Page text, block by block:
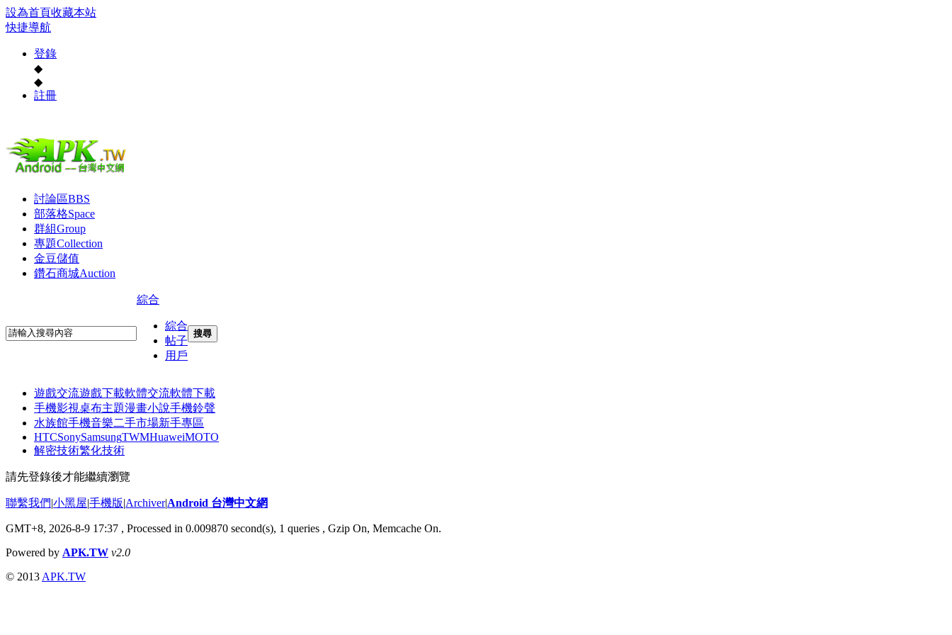
設為首頁收藏本站
快捷導航
登錄
◆
◆
註冊
討論區BBS
部落格Space
群組Group
專題Collection
金豆儲值
鑽石商城Auction
綜合
綜合
帖子
用戶
搜尋
遊戲交流遊戲下載軟體交流軟體下載
手機影視桌布主題漫畫小說手機鈴聲
水族館手機音樂二手市場新手專區
HTCSonySamsungTWMHuaweiMOTO
解密技術繁化技術
請先登錄後才能繼續瀏覽
聯繫我們|小黑屋|手機版|Archiver|Android 台灣中文網
GMT+8, 2026-8-9 17:37 , Processed in 0.009870 second(s), 1 queries , Gzip On, Memcache On.
Powered by APK.TW v2.0
© 2013 APK.TW